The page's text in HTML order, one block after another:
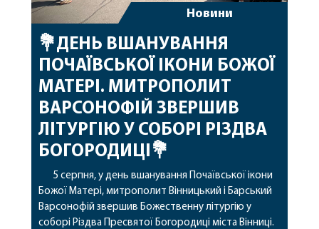
Новини
💐ДЕНЬ ВШАНУВАННЯ
ПОЧАЇВСЬКОЇ ІКОНИ БОЖОЇ
МАТЕРІ. МИТРОПОЛИТ
ВАРСОНОФІЙ ЗВЕРШИВ
ЛІТУРГІЮ У СОБОРІ РІЗДВА
БОГОРОДИЦІ💐
5 серпня, у день вшанування Почаївської ікони
Божої Матері, митрополит Вінницький і Барський
Варсонофій звершив Божественну літургію у
соборі Різдва Пресвятої Богородиці міста Вінниці.